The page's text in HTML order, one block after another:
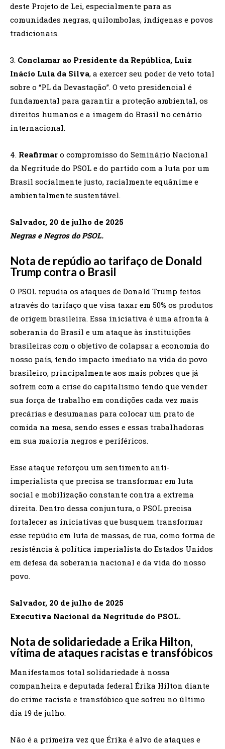
deste Projeto de Lei, especialmente para as
comunidades negras, quilombolas, indígenas e povos
tradicionais.
3. Conclamar ao Presidente da República, Luiz
Inácio Lula da Silva, a exercer seu poder de veto total
sobre o “PL da Devastação”. O veto presidencial é
fundamental para garantir a proteção ambiental, os
direitos humanos e a imagem do Brasil no cenário
internacional.
4. Reafirmar o compromisso do Seminário Nacional
da Negritude do PSOL e do partido com a luta por um
Brasil socialmente justo, racialmente equânime e
ambientalmente sustentável.
Salvador, 20 de julho de 2025
Negras e Negros do PSOL.
Nota de repúdio ao tarifaço de Donald
Trump contra o Brasil
O PSOL repudia os ataques de Donald Trump feitos
através do tarifaço que visa taxar em 50% os produtos
de origem brasileira. Essa iniciativa é uma afronta à
soberania do Brasil e um ataque às instituições
brasileiras com o objetivo de colapsar a economia do
nosso país, tendo impacto imediato na vida do povo
brasileiro, principalmente aos mais pobres que já
sofrem com a crise do capitalismo tendo que vender
sua força de trabalho em condições cada vez mais
precárias e desumanas para colocar um prato de
comida na mesa, sendo esses e essas trabalhadoras
em sua maioria negros e periféricos.
Esse ataque reforçou um sentimento anti-
imperialista que precisa se transformar em luta
social e mobilização constante contra a extrema
direita. Dentro dessa conjuntura, o PSOL precisa
fortalecer as iniciativas que busquem transformar
esse repúdio em luta de massas, de rua, como forma de
resistência à política imperialista do Estados Unidos
em defesa da soberania nacional e da vida do nosso
povo.
Salvador, 20 de julho de 2025
Executiva Nacional da Negritude do PSOL.
Nota de solidariedade a Erika Hilton,
vítima de ataques racistas e transfóbicos
Manifestamos total solidariedade à nossa
companheira e deputada federal Érika Hilton diante
do crime racista e transfóbico que sofreu no último
dia 19 de julho.
Não é a primeira vez que Érika é alvo de ataques e